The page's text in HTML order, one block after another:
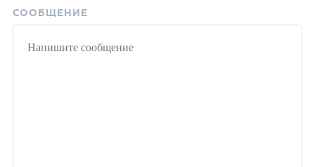
СООБЩЕНИЕ